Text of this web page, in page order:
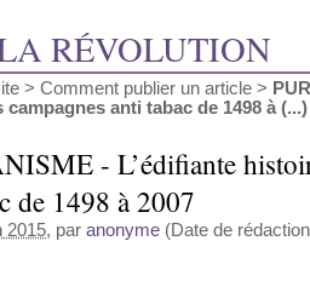
RÉVOLUTION
> Comment publier un article >
campagnes anti tabac de 1498 à (...)
- L’édifiante
de 1498 à 2007
2015, par anonyme (Date de